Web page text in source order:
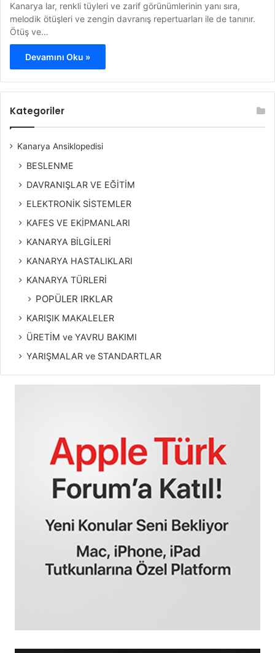
Kanarya lar, renkli tüyleri ve zarif görünümlerinin yanı sıra,
melodik ötüşleri ve zengin davranış repertuarları ile de tanınır.
Ötüş ve…
Devamını Oku »
Kategoriler
Kanarya Ansiklopedisi
BESLENME
DAVRANIŞLAR VE EĞİTİM
ELEKTRONİK SİSTEMLER
KAFES VE EKİPMANLARI
KANARYA BİLGİLERİ
KANARYA HASTALIKLARI
KANARYA TÜRLERİ
POPÜLER IRKLAR
KARIŞIK MAKALELER
ÜRETİM ve YAVRU BAKIMI
YARIŞMALAR ve STANDARTLAR